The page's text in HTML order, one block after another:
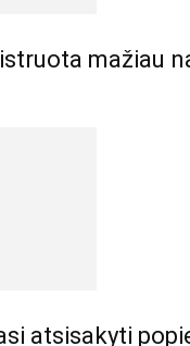
mažiau
atsisakyti